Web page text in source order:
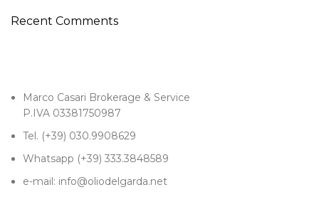
Recent Comments
Marco Casari Brokerage & Service
P.IVA 03381750987
Tel. (+39) 030.9908629
Whatsapp (+39) 333.3848589
e-mail: info@oliodelgarda.net